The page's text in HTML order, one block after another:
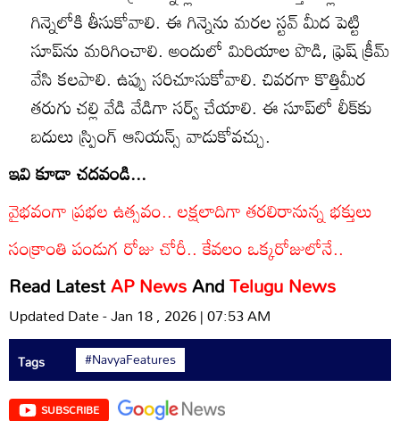
గిన్నెలోకి తీసుకోవాలి. ఈ గిన్నెను మరల స్టవ్‌ మీద పెట్టి
సూప్‌ను మరిగించాలి. అందులో మిరియాల పొడి, ఫ్రెష్‌ క్రీమ్‌
వేసి కలపాలి. ఉప్పు సరిచూసుకోవాలి. చివరగా కొత్తిమీర
తరుగు చల్లి వేడి వేడిగా సర్వ్‌ చేయాలి. ఈ సూప్‌లో లీక్‌కు
బదులు స్ర్పింగ్‌ ఆనియన్స్‌ వాడుకోవచ్చు.
ఇవి కూడా చదవండి...
వైభవంగా ప్రభల ఉత్సవం.. లక్షలాదిగా తరలిరానున్న భక్తులు
సంక్రాంతి పండుగ రోజు చోరీ.. కేవలం ఒక్కరోజులోనే..
Read LatestAP NewsAndTelugu News
Updated Date - Jan 18 , 2026 | 07:53 AM
Tags #NavyaFeatures
SUBSCRIBE